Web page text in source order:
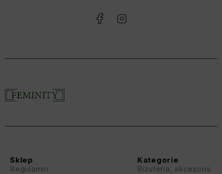
Kategorie
Biżuteria, akcesoria
Sklep
Regulamin